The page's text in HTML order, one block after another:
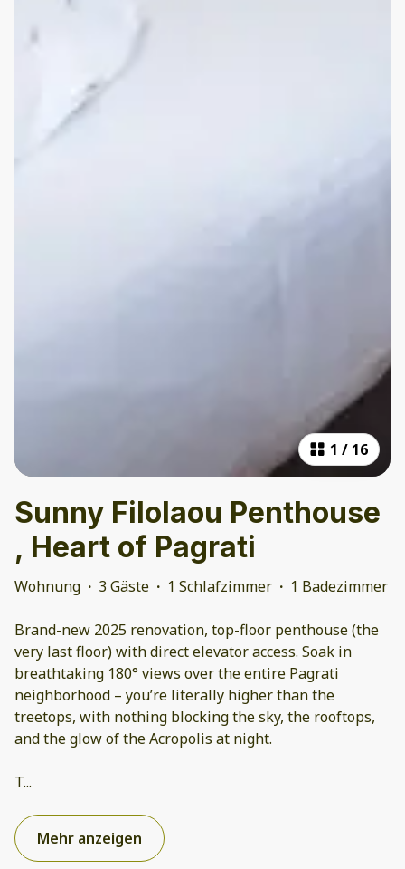
1 / 16
Sunny Filolaou Penthouse
, Heart of Pagrati
Wohnung · 3 Gäste · 1 Schlafzimmer · 1 Badezimmer
Brand-new 2025 renovation, top-floor penthouse (the
very last floor) with direct elevator access. Soak in
breathtaking 180° views over the entire Pagrati
neighborhood – you’re literally higher than the
treetops, with nothing blocking the sky, the rooftops,
and the glow of the Acropolis at night.
T...
Mehr anzeigen